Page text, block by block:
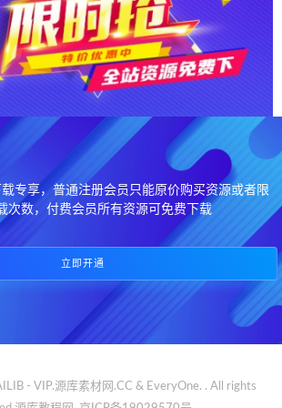
专享，普通注册会员只能原价购买资源或者限
次数，付费会员所有资源可免费下载
立即开通
- VIP.源库素材网.CC & EveryOne. . All rights